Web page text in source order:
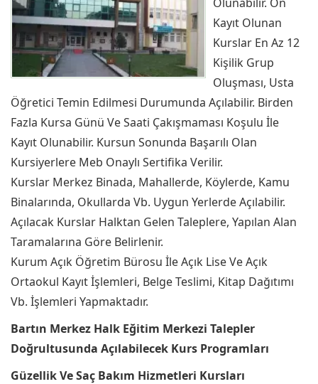
Kayıt Olunan
Kurslar En Az 12
Kişilik Grup
Oluşması, Usta
Öğretici Temin Edilmesi Durumunda Açılabilir. Birden
Fazla Kursa Günü Ve Saati Çakışmaması Koşulu İle
Kayıt Olunabilir. Kursun Sonunda Başarılı Olan
Kursiyerlere Meb Onaylı Sertifika Verilir.
Kurslar Merkez Binada, Mahallerde, Köylerde, Kamu
Binalarında, Okullarda Vb. Uygun Yerlerde Açılabilir.
Açılacak Kurslar Halktan Gelen Taleplere, Yapılan Alan
Taramalarına Göre Belirlenir.
Kurum Açık Öğretim Bürosu İle Açık Lise Ve Açık
Ortaokul Kayıt İşlemleri, Belge Teslimi, Kitap Dağıtımı
Vb. İşlemleri Yapmaktadır.
Bartın Merkez Halk Eğitim Merkezi Talepler
Doğrultusunda Açılabilecek Kurs Programları
Güzellik Ve Saç Bakım Hizmetleri Kursları